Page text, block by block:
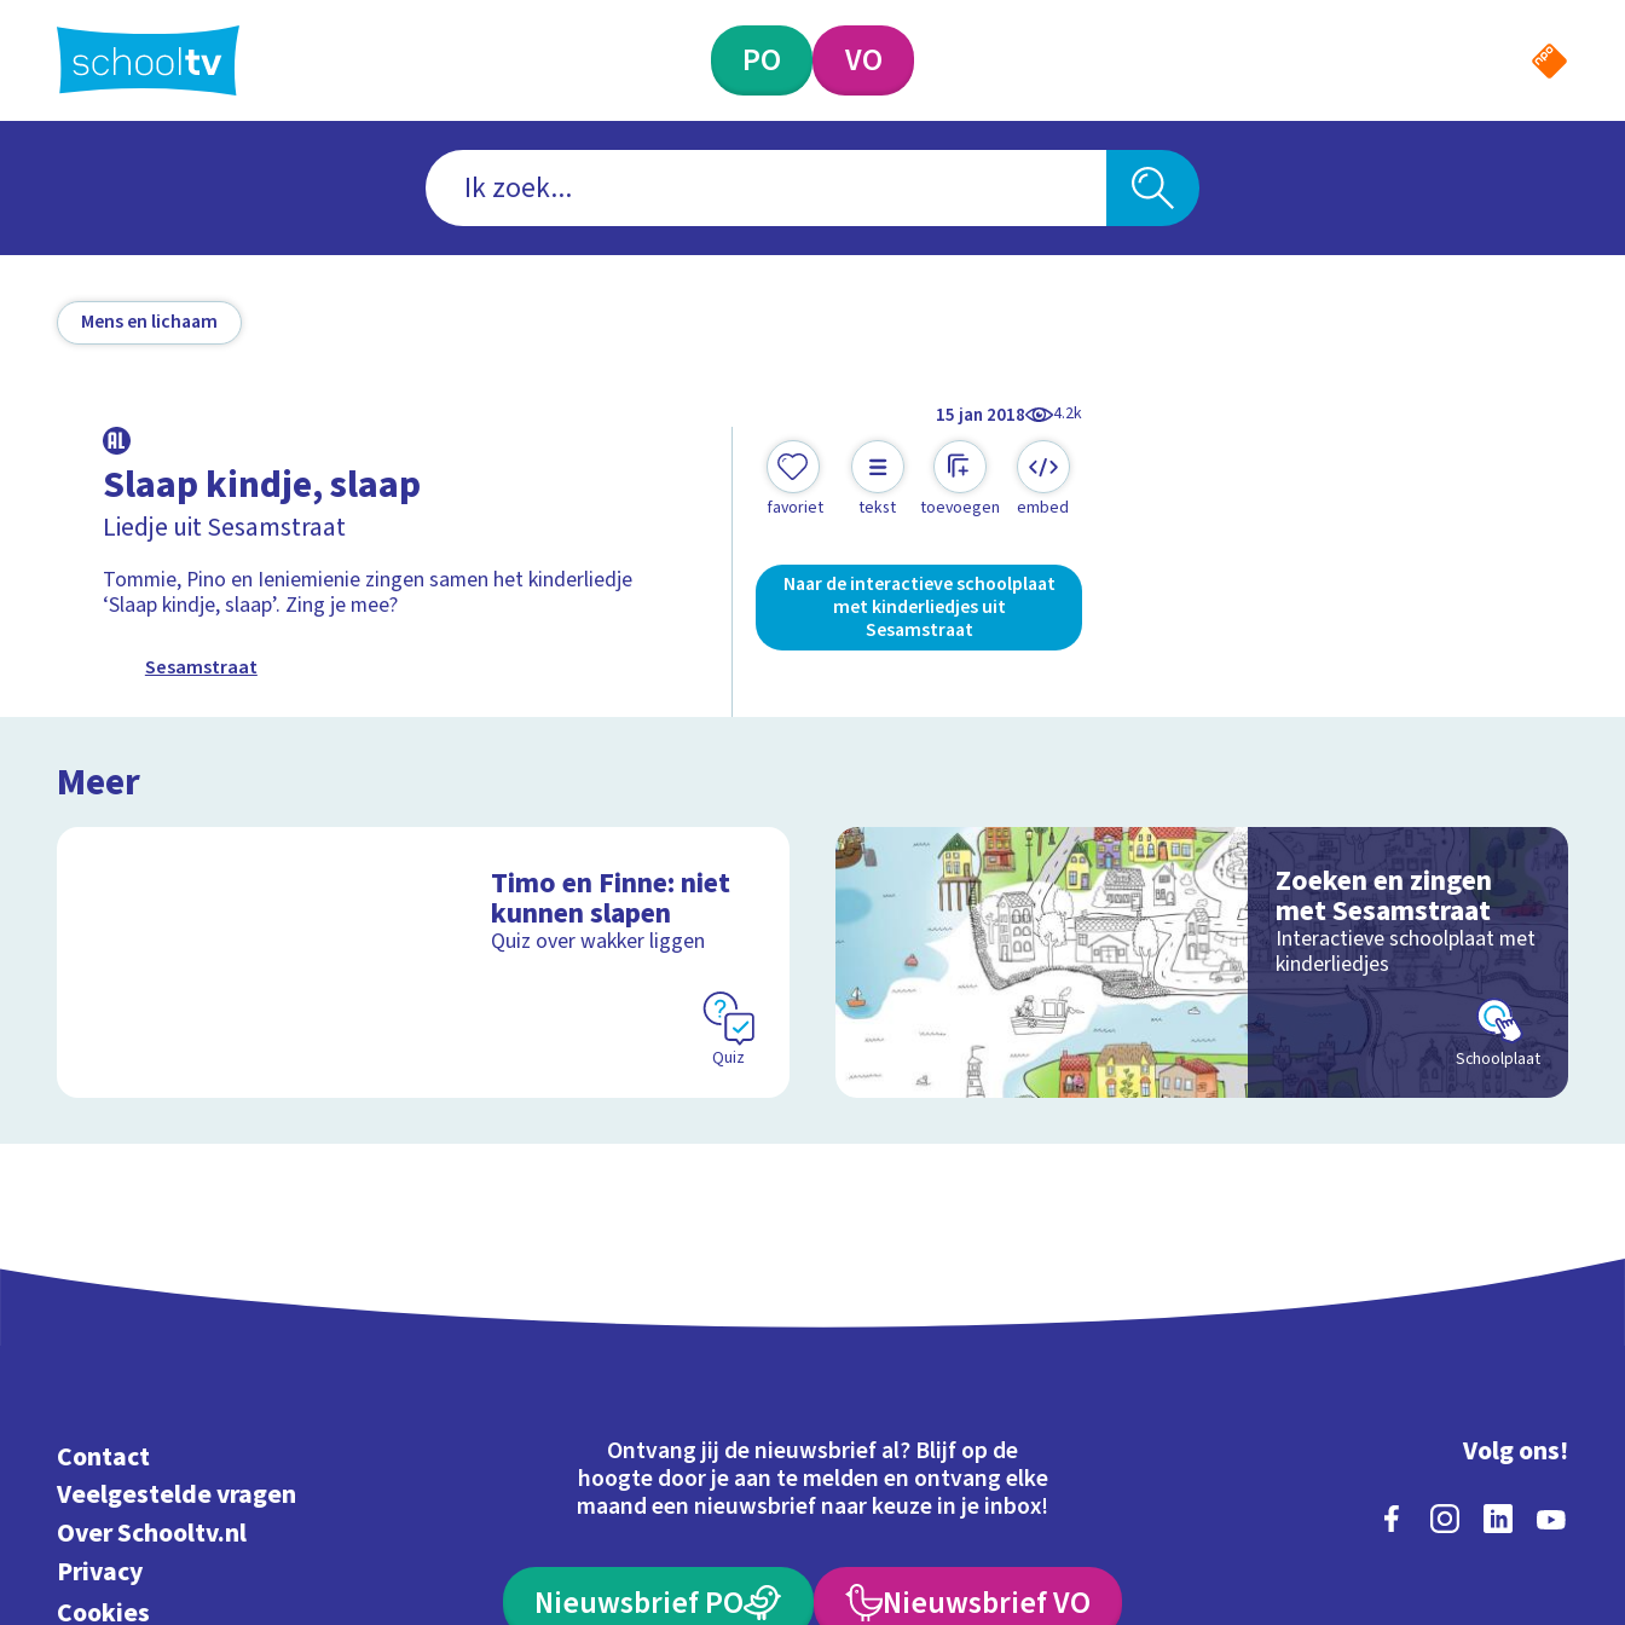
hoofdinhoud
PO VO
Mens en lichaam
15 jan 2018 4.2k
Slaap kindje, slaap
Liedje uit Sesamstraat
Tommie, Pino en Ieniemienie zingen samen het kinderliedje
‘Slaap kindje, slaap’. Zing je mee?
Sesamstraat
favoriet tekst toevoegen embed
Naar de interactieve schoolplaat
met kinderliedjes uit
Sesamstraat
Meer
Timo en Finne: niet
kunnen slapen
Quiz over wakker liggen
Quiz
Zoeken en zingen
met Sesamstraat
Interactieve schoolplaat met
kinderliedjes
Schoolplaat
Contact
Veelgestelde vragen
Over Schooltv.nl
Privacy
Cookies
Ontvang jij de nieuwsbrief al? Blijf op de
hoogte door je aan te melden en ontvang elke
maand een nieuwsbrief naar keuze in je inbox!
Nieuwsbrief PO Nieuwsbrief VO
Volg ons!